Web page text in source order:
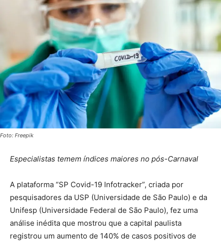
Foto: Freepik
Especialistas temem índices maiores no pós-Carnaval
A plataforma “SP Covid-19 Infotracker”, criada por
pesquisadores da USP (Universidade de São Paulo) e da
Unifesp (Universidade Federal de São Paulo), fez uma
análise inédita que mostrou que a capital paulista
registrou um aumento de 140% de casos positivos de